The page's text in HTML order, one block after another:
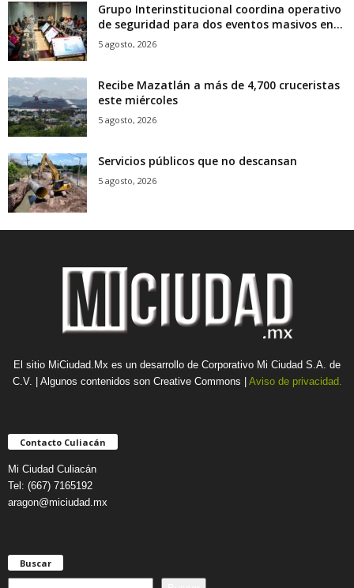
Grupo Interinstitucional coordina operativo
de seguridad para dos eventos masivos en...
5 agosto, 2026
Recibe Mazatlán a más de 4,700 cruceristas
este miércoles
5 agosto, 2026
Servicios públicos que no descansan
5 agosto, 2026
El sitio MiCiudad.Mx es un desarrollo de Corporativo Mi Ciudad S.A. de
C.V. | Algunos contenidos son Creative Commons | Aviso de privacidad.
Contacto Culiacán
Mi Ciudad Culiacán
Tel: (667) 7165192
aragon@miciudad.mx
Buscar